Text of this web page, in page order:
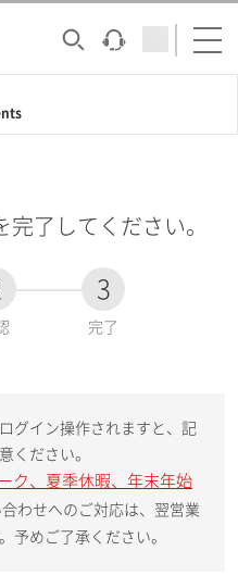
了してください。
3
完了
グイン操作されますと、記
ください。
ク、夏季休暇、年末年始
わせへのご対応は、翌営業
予めご了承ください。